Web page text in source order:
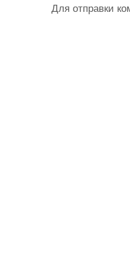
Для отправки